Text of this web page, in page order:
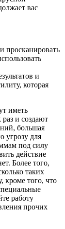
вас
просканировать
и
которая
иметь
и создают
большая
угрозу для
под силу
действие
Более того,
таких
кроме того, что
работу
прочих